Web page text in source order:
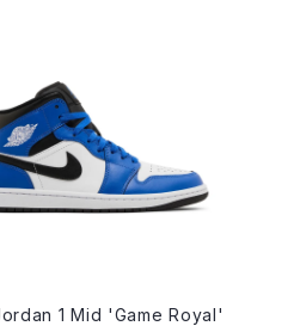
1 Mid 'Game Royal'